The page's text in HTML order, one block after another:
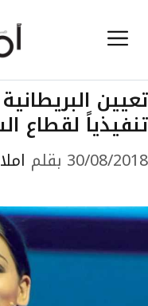
إلى القائمة
تعيين البريطانية
تنفيذياً لقطاع
30/08/2018 بقلم